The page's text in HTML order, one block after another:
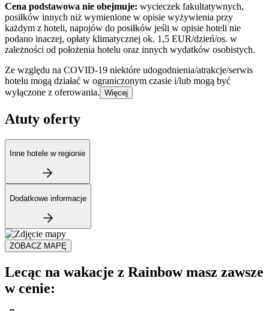
Cena podstawowa nie obejmuje: wycieczek fakultatywnych,
posiłków innych niż wymienione w opisie wyżywienia przy
każdym z hoteli, napojów do posiłków jeśli w opisie hoteli nie
podano inaczej, opłaty klimatycznej ok. 1,5 EUR/dzień/os. w
zależności od położenia hotelu oraz innych wydatków osobistych.
Ze względu na COVID-19 niektóre udogodnienia/atrakcje/serwis
hotelu mogą działać w ograniczonym czasie i/lub mogą być
wyłączone z oferowania. Więcej
Atuty oferty
Inne hotele w regionie
Dodatkowe informacje
ZOBACZ MAPĘ
Lecąc na wakacje z Rainbow masz zawsze
w cenie: